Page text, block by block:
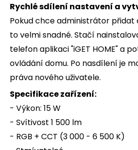
Rychlé sdílení nastavení a
Pokud chce administrátor přidat
to velmi snadné. Stačí
telefon aplikaci "iGET HOME" a
ovládání domu. Po nasdílení je
práva nového uživatele.
Specifikace zařízení:
- Výkon: 15 W
- Svítivost 1 500 lm
- RGB + CCT (3 000 - 6 500 K)